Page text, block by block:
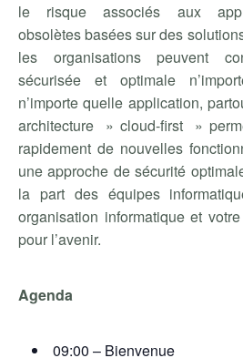
le risque associés aux
obsolètes basées sur des
les organisations peuvent
sécurisée et optimale
n’importe quelle application,
architecture » cloud-first »
rapidement de nouvelles
une approche de sécurité
la part des équipes
organisation informatique et
pour l’avenir.
Agenda
09:00 – Bienvenue